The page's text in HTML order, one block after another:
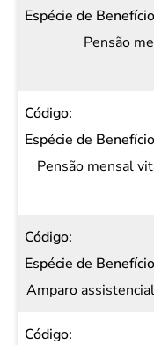
Pensão
Pensão mensal
Amparo